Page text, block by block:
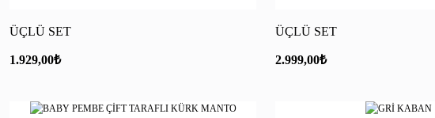
ÜÇLÜ SET
1.929,00₺
ÜÇLÜ SET
2.999,00₺